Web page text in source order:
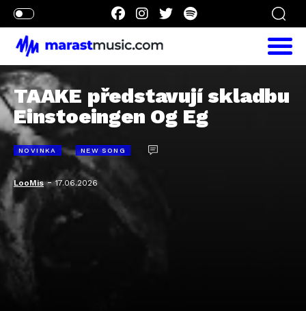
TAAKE představují skladbu
Einstoeingen Og Eg
NOVINKA NEW SONG
LooMis-17.06.2026